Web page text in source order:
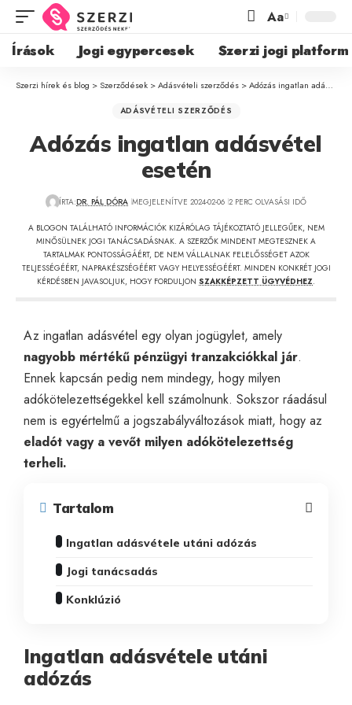
Aa
Írások Jogi egypercesek Szerzi jogi platform
Szerzi hírek és blog > Szerződések >Adásvételi szerződés >Adózás ingatlan adásvétel esetén
ADÁSVÉTELI SZERZŐDÉS
Adózás ingatlan adásvétel
esetén
ÍRTA:DR. PÁL DÓRA MEGJELENÍTVE 2024-02-06 2 PERC OLVASÁSI IDŐ
A BLOGON TALÁLHATÓ INFORMÁCIÓK KIZÁRÓLAG TÁJÉKOZTATÓ JELLEGŰEK, NEM
MINŐSÜLNEK JOGI TANÁCSADÁSNAK. A SZERZŐK MINDENT MEGTESZNEK A
TARTALMAK PONTOSSÁGÁÉRT, DE NEM VÁLLALNAK FELELŐSSÉGET AZOK
TELJESSÉGÉÉRT, NAPRAKÉSZSÉGÉÉRT VAGY HELYESSÉGÉÉRT. MINDEN KONKRÉT JOGI
KÉRDÉSBEN JAVASOLJUK, HOGY FORDULJON SZAKKÉPZETT ÜGYVÉDHEZ.
Az ingatlan adásvétel egy olyan jogügylet, amely
nagyobb mértékű pénzügyi tranzakciókkal jár.
Ennek kapcsán pedig nem mindegy, hogy milyen
adókötelezettségekkel kell számolnunk. Sokszor ráadásul
nem is egyértelmű a jogszabályváltozások miatt, hogy az
eladót vagy a vevőt milyen adókötelezettség
terheli.
Tartalom
Ingatlan adásvétele utáni adózás
Jogi tanácsadás
Konklúzió
Ingatlan adásvétele utáni
adózás